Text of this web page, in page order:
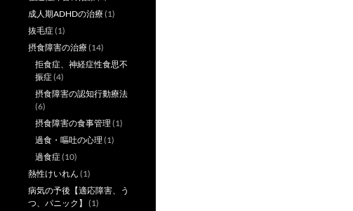
成人期ADHDの治療(1)
抜毛症(1)
摂食障害の治療(14)
拒食症、神経症性食思不
振症(4)
摂食障害の認知行動療法
(6)
摂食障害の食事管理 (1)
過食・嘔吐の心理 (1)
過食症(10)
熱性けいれん (1)
病気の予後【適応障害、う
つ、パニック】
(1)